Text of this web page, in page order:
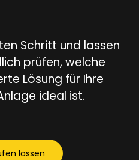
Schritt und lassen
prüfen, welche
Lösung für Ihre
ideal ist.
lassen